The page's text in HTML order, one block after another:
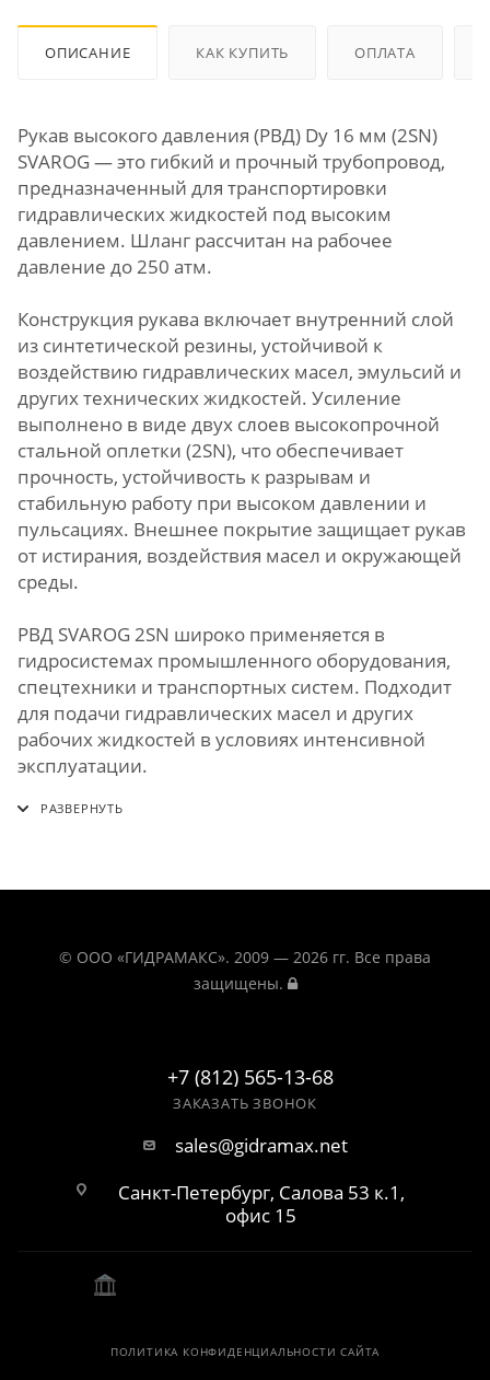
ОПИСАНИЕ КАК КУПИТЬ ОПЛАТА
Рукав высокого давления (РВД) Dу 16 мм (2SN)
SVAROG — это гибкий и прочный трубопровод,
предназначенный для транспортировки
гидравлических жидкостей под высоким
давлением. Шланг рассчитан на рабочее
давление до 250 атм.
Конструкция рукава включает внутренний слой
из синтетической резины, устойчивой к
воздействию гидравлических масел, эмульсий и
других технических жидкостей. Усиление
выполнено в виде двух слоев высокопрочной
стальной оплетки (2SN), что обеспечивает
прочность, устойчивость к разрывам и
стабильную работу при высоком давлении и
пульсациях. Внешнее покрытие защищает рукав
от истирания, воздействия масел и окружающей
среды.
РВД SVAROG 2SN широко применяется в
гидросистемах промышленного оборудования,
спецтехники и транспортных систем. Подходит
для подачи гидравлических масел и других
рабочих жидкостей в условиях интенсивной
эксплуатации.
© ООО «ГИДРАМАКС». 2009 — 2026 гг. Все права
защищены.
+7 (812) 565-13-68
ЗАКАЗАТЬ ЗВОНОК
sales@gidramax.net
Санкт-Петербург, Салова 53 к.1,
офис 15
ПОЛИТИКА КОНФИДЕНЦИАЛЬНОСТИ САЙТА